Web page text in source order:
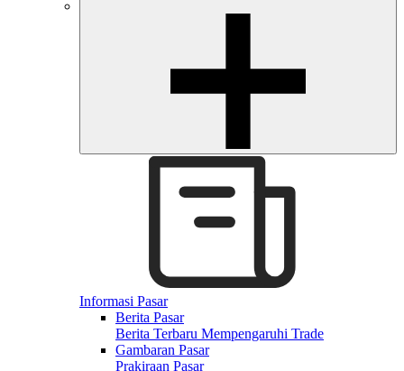
Informasi Pasar
Berita Pasar
Berita Terbaru Mempengaruhi Trade
Gambaran Pasar
Prakiraan Pasar